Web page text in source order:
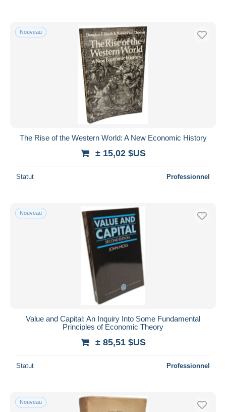
Nouveau
The Rise of the Western World: A New Economic History
± 15,02 $US
Statut Professionnel
Nouveau
Value and Capital: An Inquiry Into Some Fundamental
Principles of Economic Theory
± 85,51 $US
Statut Professionnel
Nouveau